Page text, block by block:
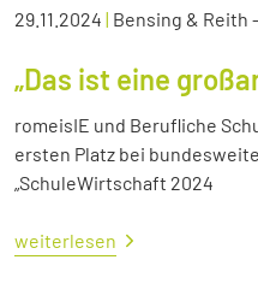
29.11.2024 | Bensing & Reith
„Das ist eine
romeisIE und Berufliche
ersten Platz bei
„SchuleWirtschaft 2024
weiterlesen